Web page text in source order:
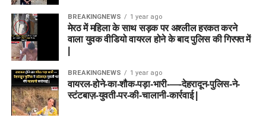
BREAKINGNEWS 1 year ago
मेरठ में महिला के साथ सड़क पर अश्लील हरकत करने
वाला युवक वीडियो वायरल होने के बाद पुलिस की गिरफ्त में
BREAKINGNEWS 1 year ago
वायरल-होने-का-शौक-पड़ा-भारी-—-देहरादून-पुलिस-ने-
स्टंटबाज़-युवती-पर-की-चालानी-कार्रवाई |